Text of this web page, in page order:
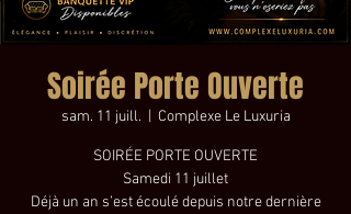
Soirée Porte Ouverte
sam. 11 juill. Complexe Le Luxuria
SOIRÉE PORTE OUVERTE
Samedi 11 juillet
Déjà un an s’est écoulé depuis notre dernière